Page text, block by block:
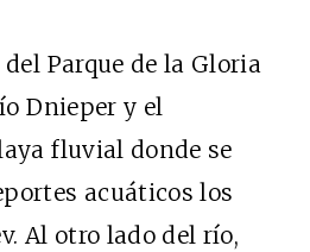
Parque de la Gloria
Dnieper y el
fluvial donde se
acuáticos los
Al otro lado del río,